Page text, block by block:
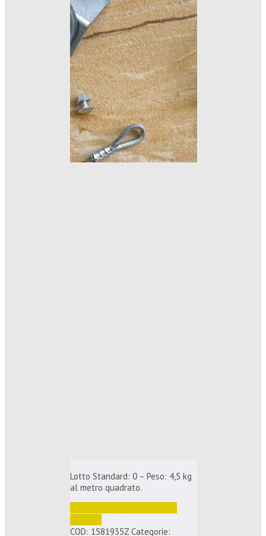
Lotto Standard: 0 – Peso: 4,5 kg
al metro quadrato.
COD: 1581935Z Categorie: